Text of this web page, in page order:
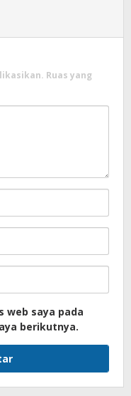
Ruas yang
web saya pada
berikutnya.